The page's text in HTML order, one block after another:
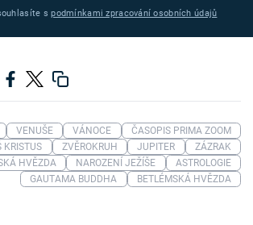
spodmínkami zpracování osobních údajů
VENUŠE VÁNOCE
ČASOPIS PRIMA ZOOM
KRISTUS
ZVĚROKRUH JUPITER
ZÁZRAK
HVĚZDA
NAROZENÍ JEŽÍŠE
ASTROLOGIE
GAUTAMA BUDDHA
BETLÉMSKÁ HVĚZDA